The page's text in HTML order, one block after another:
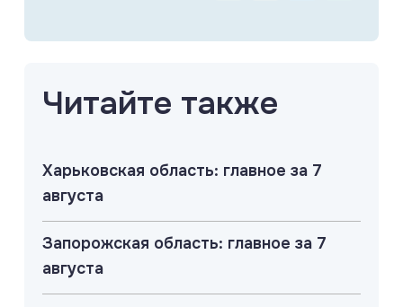
Читайте также
Харьковская область: главное за 7
августа
Запорожская область: главное за 7
августа